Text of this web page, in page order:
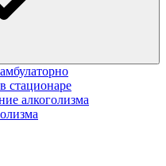
стационаре
алкоголизма